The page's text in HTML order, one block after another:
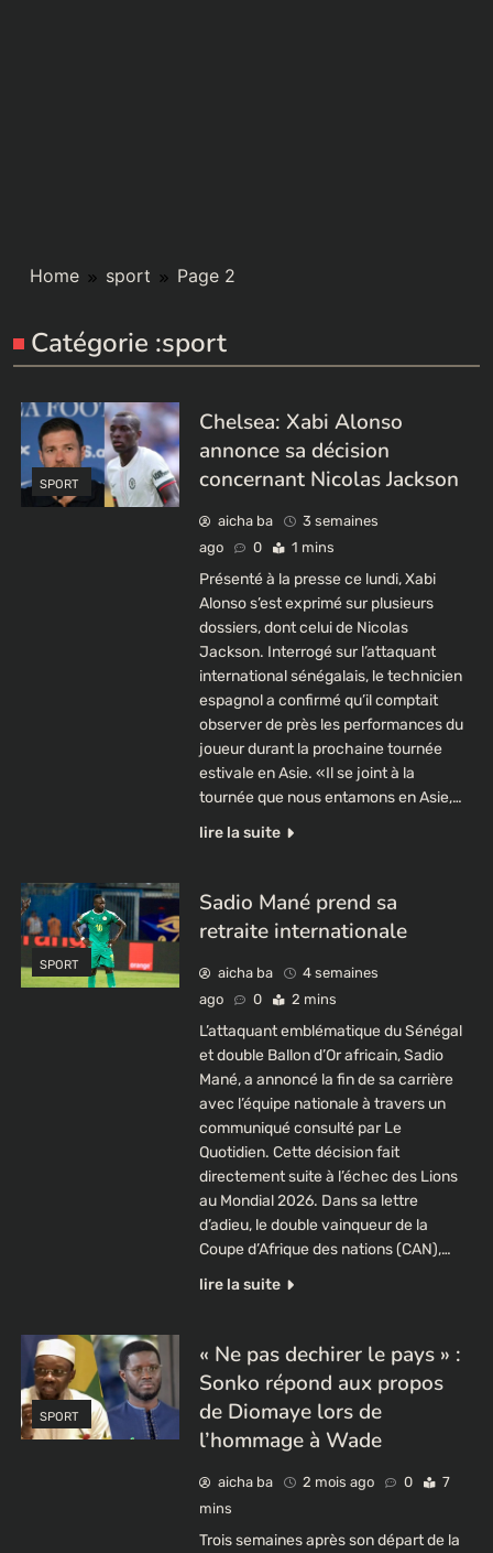
Home sport Page 2
Catégorie :sport
SPORT
Chelsea: Xabi Alonso
annonce sa décision
concernant Nicolas Jackson
aicha ba
3 semaines
ago
0 1 mins
Présenté à la presse ce lundi, Xabi
Alonso s’est exprimé sur plusieurs
dossiers, dont celui de Nicolas
Jackson. Interrogé sur l’attaquant
international sénégalais, le technicien
espagnol a confirmé qu’il comptait
observer de près les performances du
joueur durant la prochaine tournée
estivale en Asie. «Il se joint à la
tournée que nous entamons en Asie,…
lire la suite
SPORT
Sadio Mané prend sa
retraite internationale
aicha ba
4 semaines
ago
0 2 mins
L’attaquant emblématique du Sénégal
et double Ballon d’Or africain, Sadio
Mané, a annoncé la fin de sa carrière
avec l’équipe nationale à travers un
communiqué consulté par Le
Quotidien. Cette décision fait
directement suite à l’échec des Lions
au Mondial 2026. Dans sa lettre
d’adieu, le double vainqueur de la
Coupe d’Afrique des nations (CAN),…
lire la suite
SPORT
« Ne pas dechirer le pays » :
Sonko répond aux propos
de Diomaye lors de
l’hommage à Wade
aicha ba 2 mois ago 0
7
mins
Trois semaines après son départ de la